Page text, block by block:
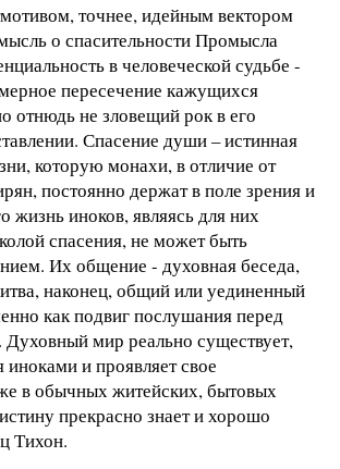
точнее, идейным вектором
о спасительности Промысла
в человеческой судьбе -
пересечение кажущихся
отнюдь не зловещий рок в его
Спасение души – истинная
которую монахи, в отличие от
постоянно держат в поле зрения и
жизнь иноков, являясь для них
спасения, не может быть
Их общение - духовная беседа,
наконец, общий или уединенный
как подвиг послушания перед
мир реально существует,
иноками и проявляет свое
в обычных житейских, бытовых
прекрасно знает и хорошо
Тихон.